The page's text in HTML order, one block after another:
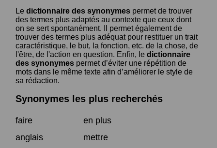
Le dictionnaire des synonymes permet de trouver
des termes plus adaptés au contexte que ceux dont
on se sert spontanément. Il permet également de
trouver des termes plus adéquat pour restituer un trait
caractéristique, le but, la fonction, etc. de la chose, de
l'être, de l'action en question. Enfin, le dictionnaire
des synonymes permet d’éviter une répétition de
mots dans le même texte afin d’améliorer le style de
sa rédaction.
Synonymes les plus recherchés
faire
en plus
anglais
mettre